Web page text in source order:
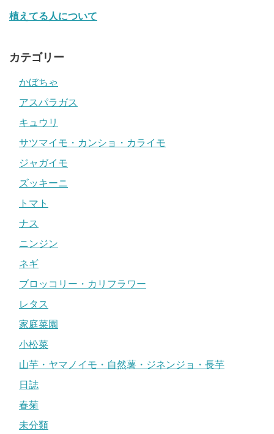
植えてる人について
カテゴリー
かぼちゃ
アスパラガス
キュウリ
サツマイモ・カンショ・カライモ
ジャガイモ
ズッキーニ
トマト
ナス
ニンジン
ネギ
ブロッコリー・カリフラワー
レタス
家庭菜園
小松菜
山芋・ヤマノイモ・自然薯・ジネンジョ・長芋
日誌
春菊
未分類